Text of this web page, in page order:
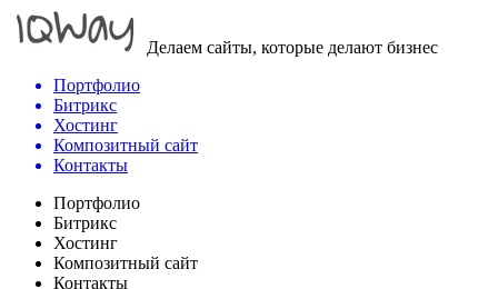
Делаем сайты, которые делают бизнес
Портфолио
Битрикс
Хостинг
Композитный сайт
Контакты
Портфолио
Битрикс
Хостинг
Композитный сайт
Контакты